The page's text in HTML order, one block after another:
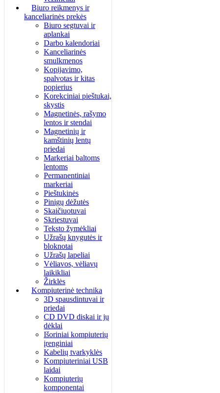
Biuro reikmenys ir
kanceliarinės prekės
Biuro segtuvai ir
aplankai
Darbo kalendoriai
Kanceliarinės
smulkmenos
Kopijavimo,
spalvotas ir kitas
popierius
Korekciniai pieštukai,
skystis
Magnetinės, rašymo
lentos ir stendai
Magnetinių ir
kamštinių lentų
priedai
Markeriai baltoms
lentoms
Permanentiniai
markeriai
Pieštukinės
Pinigų dėžutės
Skaičiuotuvai
Skriestuvai
Teksto žymėkliai
Užrašų knygutės ir
bloknotai
Užrašų lapeliai
Vėliavos, vėliavų
laikikliai
Žirklės
Kompiuterinė technika
3D spausdintuvai ir
priedai
CD DVD diskai ir jų
dėklai
Išoriniai kompiuterių
įrenginiai
Kabelių tvarkyklės
Kompiuteriniai USB
laidai
Kompiuterių
komponentai